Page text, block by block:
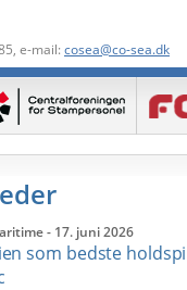
e-mail: cosea@co-sea.dk
- 17. juni 2026
som bedste